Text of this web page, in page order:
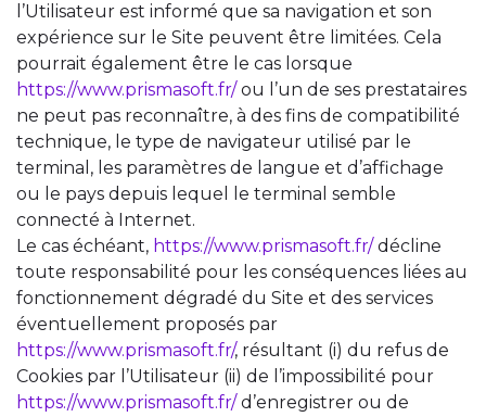
l’Utilisateur est informé que sa navigation et son
expérience sur le Site peuvent être limitées. Cela
pourrait également être le cas lorsque
https://www.prismasoft.fr/ou l’un de ses prestataires
ne peut pas reconnaître, à des fins de compatibilité
technique, le type de navigateur utilisé par le
terminal, les paramètres de langue et d’affichage
ou le pays depuis lequel le terminal semble
connecté à Internet.
Le cas échéant, https://www.prismasoft.fr/décline
toute responsabilité pour les conséquences liées au
fonctionnement dégradé du Site et des services
éventuellement proposés par
https://www.prismasoft.fr/, résultant (i) du refus de
Cookies par l’Utilisateur (ii) de l’impossibilité pour
https://www.prismasoft.fr/d’enregistrer ou de